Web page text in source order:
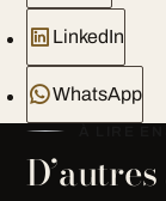
LinkedIn
WhatsApp